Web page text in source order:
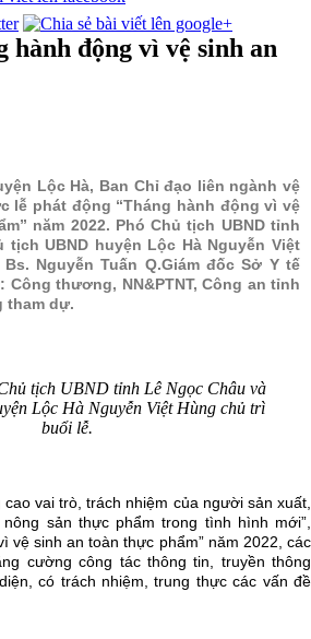
hành động vì vệ sinh an
Lộc Hà, Ban Chỉ đạo liên ngành vệ
lễ phát động “Tháng hành động vì vệ
năm 2022. Phó Chủ tịch UBND tỉnh
tịch UBND huyện Lộc Hà Nguyễn Việt
Nguyễn Tuấn Q.Giám đốc Sở Y tế
thương, NN&PTNT, Công an tỉnh
tham dự.
tịch UBND tỉnh Lê Ngọc Châu và
Lộc Hà Nguyễn Việt Hùng chủ trì
buổi lễ.
vai trò, trách nhiệm của người sản xuất,
sản thực phẩm trong tình hình mới”,
vệ sinh an toàn thực phẩm” năm 2022, các
cường công tác thông tin, truyền thông
có trách nhiệm, trung thực các vấn đề